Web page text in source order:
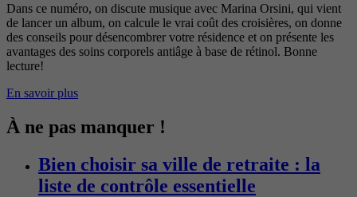
Dans ce numéro, on discute musique avec Marina Orsini, qui vient
de lancer un album, on calcule le vrai coût des croisières, on donne
des conseils pour désencombrer votre résidence et on présente les
avantages des soins corporels antiâge à base de rétinol. Bonne
lecture!
En savoir plus
À ne pas manquer !
Bien choisir sa ville de retraite : la
liste de contrôle essentielle